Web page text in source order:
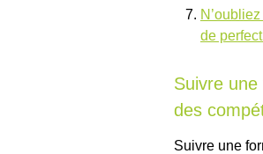
de
Suivre
des
Suivre une